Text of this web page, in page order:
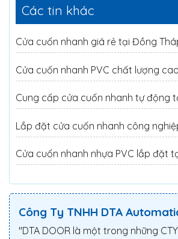
Các tin khác
Cửa cuốn nhanh giá rẻ tại Đồng
Cửa cuốn nhanh PVC chất lượng
Cung cấp cửa cuốn nhanh tự động
Lắp đặt cửa cuốn nhanh công
Cửa cuốn nhanh nhựa PVC lắp đặt
Công Ty TNHH DTA
"DTA DOOR là một trong những